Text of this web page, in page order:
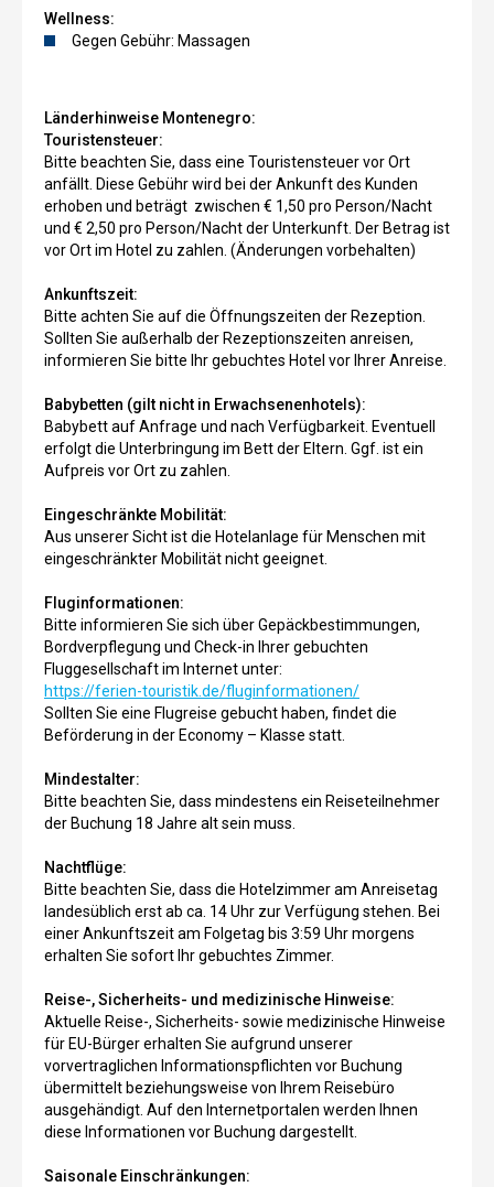
Wellness:
Gegen Gebühr: Massagen
Länderhinweise Montenegro:
Touristensteuer:
Bitte beachten Sie, dass eine Touristensteuer vor Ort
anfällt. Diese Gebühr wird bei der Ankunft des Kunden
erhoben und beträgt zwischen € 1,50 pro Person/Nacht
und € 2,50 pro Person/Nacht der Unterkunft. Der Betrag ist
vor Ort im Hotel zu zahlen. (Änderungen vorbehalten)
Ankunftszeit:
Bitte achten Sie auf die Öffnungszeiten der Rezeption.
Sollten Sie außerhalb der Rezeptionszeiten anreisen,
informieren Sie bitte Ihr gebuchtes Hotel vor Ihrer Anreise.
Babybetten (gilt nicht in Erwachsenenhotels):
Babybett auf Anfrage und nach Verfügbarkeit. Eventuell
erfolgt die Unterbringung im Bett der Eltern. Ggf. ist ein
Aufpreis vor Ort zu zahlen.
Eingeschränkte Mobilität:
Aus unserer Sicht ist die Hotelanlage für Menschen mit
eingeschränkter Mobilität nicht geeignet.
Fluginformationen:
Bitte informieren Sie sich über Gepäckbestimmungen,
Bordverpflegung und Check-in Ihrer gebuchten
Fluggesellschaft im Internet unter:
https://ferien-touristik.de/fluginformationen/
Sollten Sie eine Flugreise gebucht haben, findet die
Beförderung in der Economy – Klasse statt.
Mindestalter:
Bitte beachten Sie, dass mindestens ein Reiseteilnehmer
der Buchung 18 Jahre alt sein muss.
Nachtflüge:
Bitte beachten Sie, dass die Hotelzimmer am Anreisetag
landesüblich erst ab ca. 14 Uhr zur Verfügung stehen. Bei
einer Ankunftszeit am Folgetag bis 3:59 Uhr morgens
erhalten Sie sofort Ihr gebuchtes Zimmer.
Reise-, Sicherheits- und medizinische Hinweise:
Aktuelle Reise-, Sicherheits- sowie medizinische Hinweise
für EU-Bürger erhalten Sie aufgrund unserer
vorvertraglichen Informationspflichten vor Buchung
übermittelt beziehungsweise von Ihrem Reisebüro
ausgehändigt. Auf den Internetportalen werden Ihnen
diese Informationen vor Buchung dargestellt.
Saisonale Einschränkungen: